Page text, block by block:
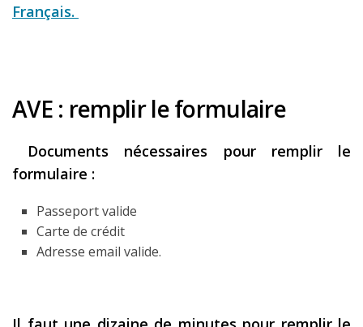
Français.
AVE : remplir le formulaire
Documents nécessaires pour remplir le
formulaire :
Passeport valide
Carte de crédit
Adresse email valide.